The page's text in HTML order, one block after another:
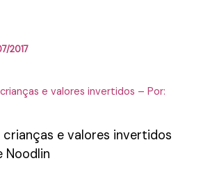
2017
e valores invertidos
Noodlin